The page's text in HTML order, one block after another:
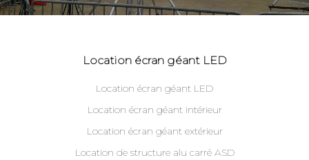
Location écran géant LED
Location écran géant LED
Location écran géant intérieur
Location écran géant extérieur
Location de structure alu carré ASD